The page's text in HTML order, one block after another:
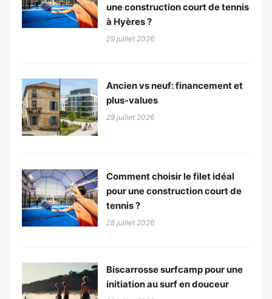
une construction court de tennis
à Hyères ?
29 juillet 2026
Ancien vs neuf: financement et
plus-values
29 juillet 2026
Comment choisir le filet idéal
pour une construction court de
tennis ?
28 juillet 2026
Biscarrosse surfcamp pour une
initiation au surf en douceur